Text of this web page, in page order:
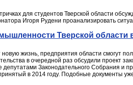
для студентов Тверской области
Игоря Рудени проанализировать
Тверской
жизнь, предприятия области смогут
в очередной раз обсудили проект
Законодательного Собрания и
в 2014 году. Подобные документы